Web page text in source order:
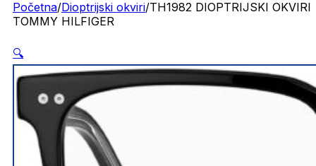
Početna/Dioptrijski okviri/TH1982 DIOPTRIJSKI OKVIRI
TOMMY HILFIGER
🔍